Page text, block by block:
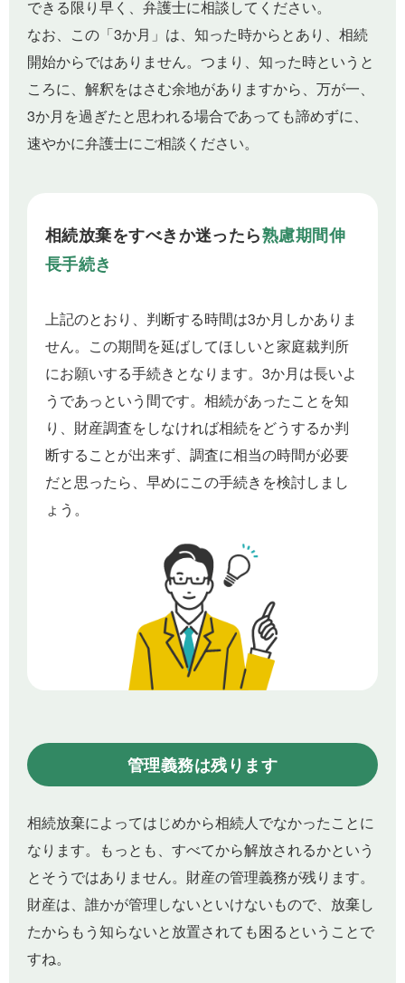
できる限り早く、弁護士に相談してください。
なお、この「3か月」は、知った時からとあり、相続
開始からではありません。つまり、知った時というと
ころに、解釈をはさむ余地がありますから、万が一、
3か月を過ぎたと思われる場合であっても諦めずに、
速やかに弁護士にご相談ください。
相続放棄をすべきか迷ったら熟慮期間伸
長手続き
上記のとおり、判断する時間は3か月しかありま
せん。この期間を延ばしてほしいと家庭裁判所
にお願いする手続きとなります。3か月は長いよ
うであっという間です。相続があったことを知
り、財産調査をしなければ相続をどうするか判
断することが出来ず、調査に相当の時間が必要
だと思ったら、早めにこの手続きを検討しまし
ょう。
管理義務は残ります
相続放棄によってはじめから相続人でなかったことに
なります。もっとも、すべてから解放されるかという
とそうではありません。財産の管理義務が残ります。
財産は、誰かが管理しないといけないもので、放棄し
たからもう知らないと放置されても困るということで
すね。